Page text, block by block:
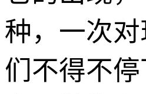
种，一次
们不得不